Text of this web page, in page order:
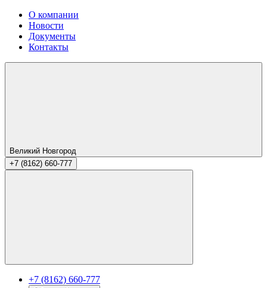
О компании
Новости
Документы
Контакты
Великий Новгород
+7 (8162) 660-777
+7 (8162) 660-777